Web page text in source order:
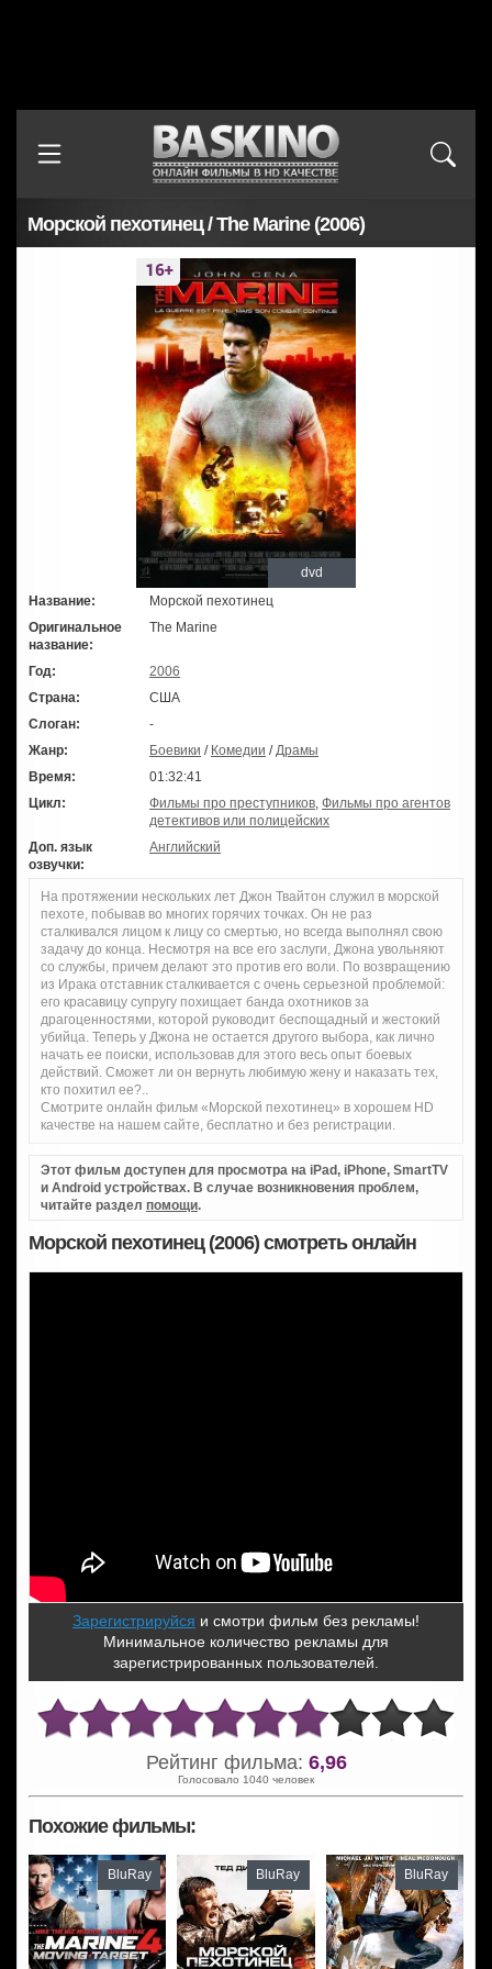
Морской пехотинец / The Marine (2006)
dvd
Название:
Морской пехотинец
Оригинальное
название:
The Marine
Год:
2006
Страна:
США
Слоган:
-
Жанр:
Боевики / Комедии /Драмы
Время:
01:32:41
Цикл:
Фильмы про преступников, Фильмы про агентов
детективов или полицейских
Доп. язык
озвучки:
Английский
На протяжении нескольких лет Джон Твайтон служил в морской
пехоте, побывав во многих горячих точках. Он не раз
сталкивался лицом к лицу со смертью, но всегда выполнял свою
задачу до конца. Несмотря на все его заслуги, Джона увольняют
со службы, причем делают это против его воли. По возвращению
из Ирака отставник сталкивается с очень серьезной проблемой:
его красавицу супругу похищает банда охотников за
драгоценностями, которой руководит беспощадный и жестокий
убийца. Теперь у Джона не остается другого выбора, как лично
начать ее поиски, использовав для этого весь опыт боевых
действий. Сможет ли он вернуть любимую жену и наказать тех,
кто похитил ее?..
Смотрите онлайн фильм «Морской пехотинец» в хорошем HD
качестве на нашем сайте, бесплатно и без регистрации.
Этот фильм доступен для просмотра на iPad, iPhone, SmartTV
и Android устройствах. В случае возникновения проблем,
читайте раздел помощи.
Морской пехотинец (2006) смотреть онлайн
Зарегистрируйся и смотри фильм без рекламы!
Минимальное количество рекламы для
зарегистрированных пользователей.
Рейтинг фильма: 6,96
Голосовало 1040 человек
Похожие фильмы:
BluRay BluRay BluRay